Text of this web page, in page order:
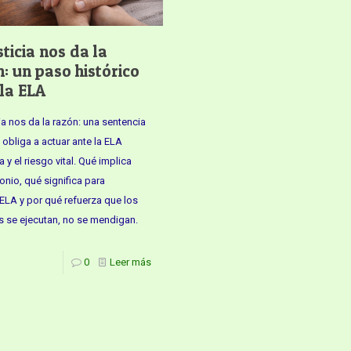
nos da la
un paso histórico
ELA
nos da la razón: una sentencia
a actuar ante la ELA
y el riesgo vital. Qué implica
qué significa para
y por qué refuerza que los
se ejecutan, no se mendigan.
0 Leer más